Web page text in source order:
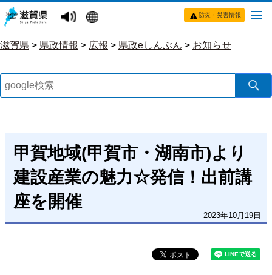
防災・災害情報
滋賀県 > 県政情報 > 広報 > 県政eしんぶん > お知らせ
甲賀地域(甲賀市・湖南市)より
建設産業の魅力☆発信！出前講
座を開催
2023年10月19日